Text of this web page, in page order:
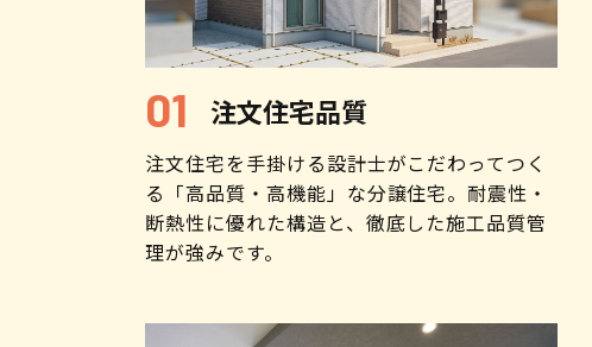
注文住宅品質
注文住宅を手掛ける設計士がこだわってつく
る「高品質・高機能」な分譲住宅。耐震性・
断熱性に優れた構造と、徹底した施工品質管
理が強みです。